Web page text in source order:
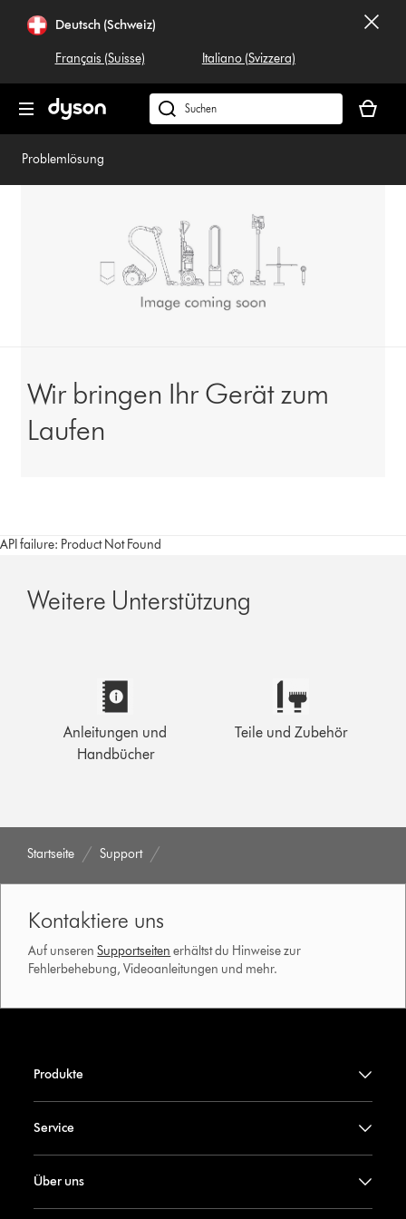
überspringenDeutsch (Schweiz)
Français (Suisse) Italiano (Svizzera)
Dyson.ch
durchsuchen
ist
Problemlösung
Wir bringen Ihr Gerät zum
Laufen
API failure: Product Not Found
Weitere Unterstützung
Anleitungen und
Handbücher
Teile und Zubehör
Startseite Support
Kontaktiere uns
Auf unserenSupportseiten erhältst du Hinweise zur
Fehlerbehebung, Videoanleitungen und mehr.
Produkte
Service
Über uns